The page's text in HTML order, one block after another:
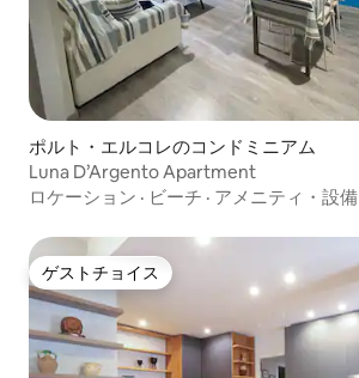
ポルト・エルコレのコンドミニアム
Luna D’Argento Apartment
ロケーション · ビーチ · アメニティ・設備
ゲストチョイス
ゲストチョイス